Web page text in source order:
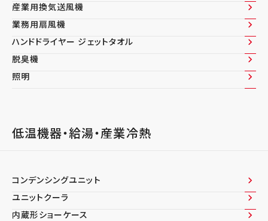
産業用換気送風機
業務用扇風機
ハンドドライヤー ジェットタオル
脱臭機
照明
低温機器・給湯・産業冷熱​
コンデンシングユニット
ユニットクーラ
内蔵形ショーケース